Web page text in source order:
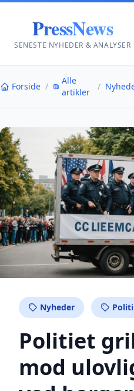
PressNews
SENESTE NYHEDER & ANALYSER
Forside /
Alle
artikler
/
Nyheder
Politiet
mod